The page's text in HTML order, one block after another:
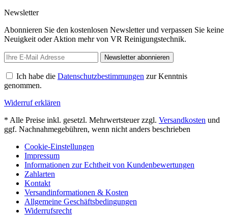
Newsletter
Abonnieren Sie den kostenlosen Newsletter und verpassen Sie keine
Neuigkeit oder Aktion mehr von VR Reinigungstechnik.
Newsletter abonnieren
Ich habe die Datenschutzbestimmungen zur Kenntnis
genommen.
Widerruf erklären
* Alle Preise inkl. gesetzl. Mehrwertsteuer zzgl. Versandkosten und
ggf. Nachnahmegebühren, wenn nicht anders beschrieben
Cookie-Einstellungen
Impressum
Informationen zur Echtheit von Kundenbewertungen
Zahlarten
Kontakt
Versandinformationen & Kosten
Allgemeine Geschäftsbedingungen
Widerrufsrecht